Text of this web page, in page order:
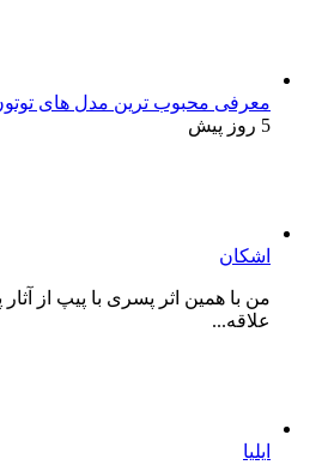
معرفی محبوب ترین مدل های
5 روز پیش
اشکان
من با همین اثر پسری با پیپ از آثار
علاقه...
ایلیا